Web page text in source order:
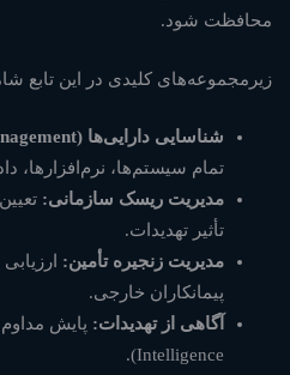
محافظت شود.
زیرمجموعه‌های کلیدی در این تابع
شناسایی دارایی‌ها (Asset Management):
تمام سیستم‌ها، نرم‌افزارها،
مدیریت ریسک سازمانی:
تأثیر تهدیدات.
مدیریت زنجیره تأمین:
پیمانکاران خارجی.
آگاهی از تهدیدات:
Intelligence).